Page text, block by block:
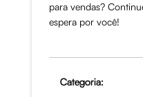
para vendas?
espera por você!
Categoria: